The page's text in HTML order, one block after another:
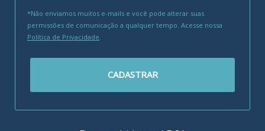
*Não enviamos muitos e-mails e você pode alterar suas
permissões de comunicação a qualquer tempo. Acesse nossa
Política de Privacidade
CADASTRAR